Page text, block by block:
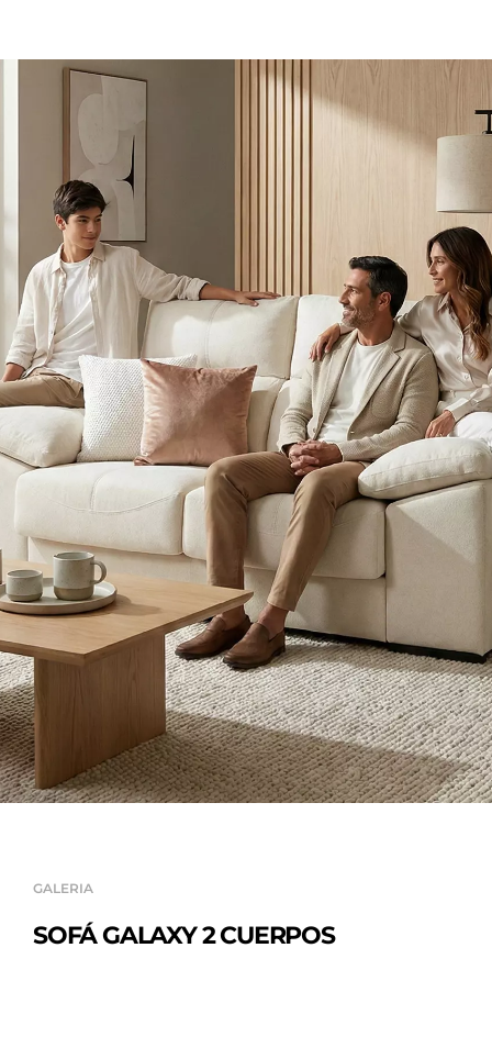
GALERIA
SOFÁ GALAXY 2 CUERPOS